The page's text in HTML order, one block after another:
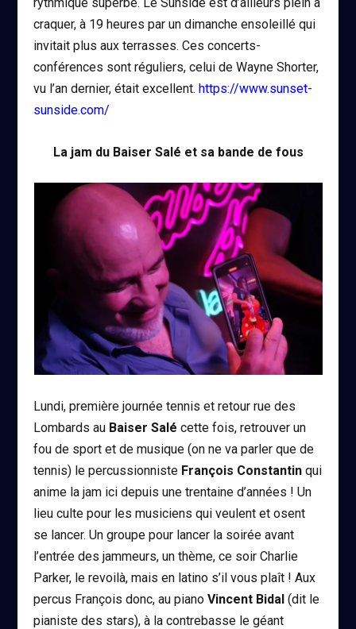
craquer, à 19 heures par un dimanche ensoleillé qui
invitait plus aux terrasses. Ces concerts-
conférences sont réguliers, celui de Wayne Shorter,
vu l’an dernier, était excellent.https://www.sunset-
sunside.com/
La jam du Baiser Salé et sa bande de fous
Lundi, première journée tennis et retour rue des
Lombards au Baiser Salé cette fois, retrouver un
fou de sport et de musique (on ne va parler que de
tennis) le percussionniste François Constantin qui
anime la jam ici depuis une trentaine d’années ! Un
lieu culte pour les musiciens qui veulent et osent
se lancer. Un groupe pour lancer la soirée avant
l’entrée des jammeurs, un thème, ce soir Charlie
Parker, le revoilà, mais en latino s’il vous plaît ! Aux
percus François donc, au pianoVincent Bidal (dit le
pianiste des stars), à la contrebasse le géant